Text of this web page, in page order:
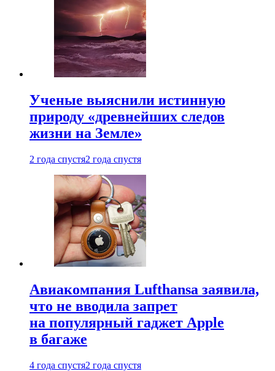
Ученые выяснили истинную
природу «древнейших следов
жизни на Земле»
2 года спустя2 года спустя
Авиакомпания Lufthansa заявила,
что не вводила запрет
на популярный гаджет Apple
в багаже
4 года спустя2 года спустя